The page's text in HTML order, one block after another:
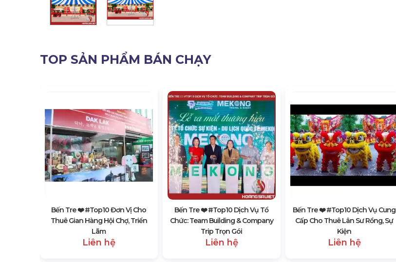
TOP SẢN PHẨM BÁN CHẠY
Bến Tre ❤️️ #top10 Đơn Vị Cho
Thuê Gian Hàng Hội Chợ, Triển
Lãm
Liên hệ
Bến Tre ❤️️ #top10 Dịch Vụ Tổ
Chức: Team Building & Company
Trip Trọn Gói
Liên hệ
Bến Tre ❤️️ #top10 Dịch Vụ Cung
Cấp Cho Thuê Lân Sư Rồng, Sự
Kiện
Liên hệ